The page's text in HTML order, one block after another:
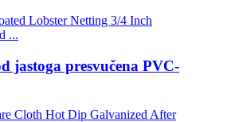
jastoga presvučena PVC-